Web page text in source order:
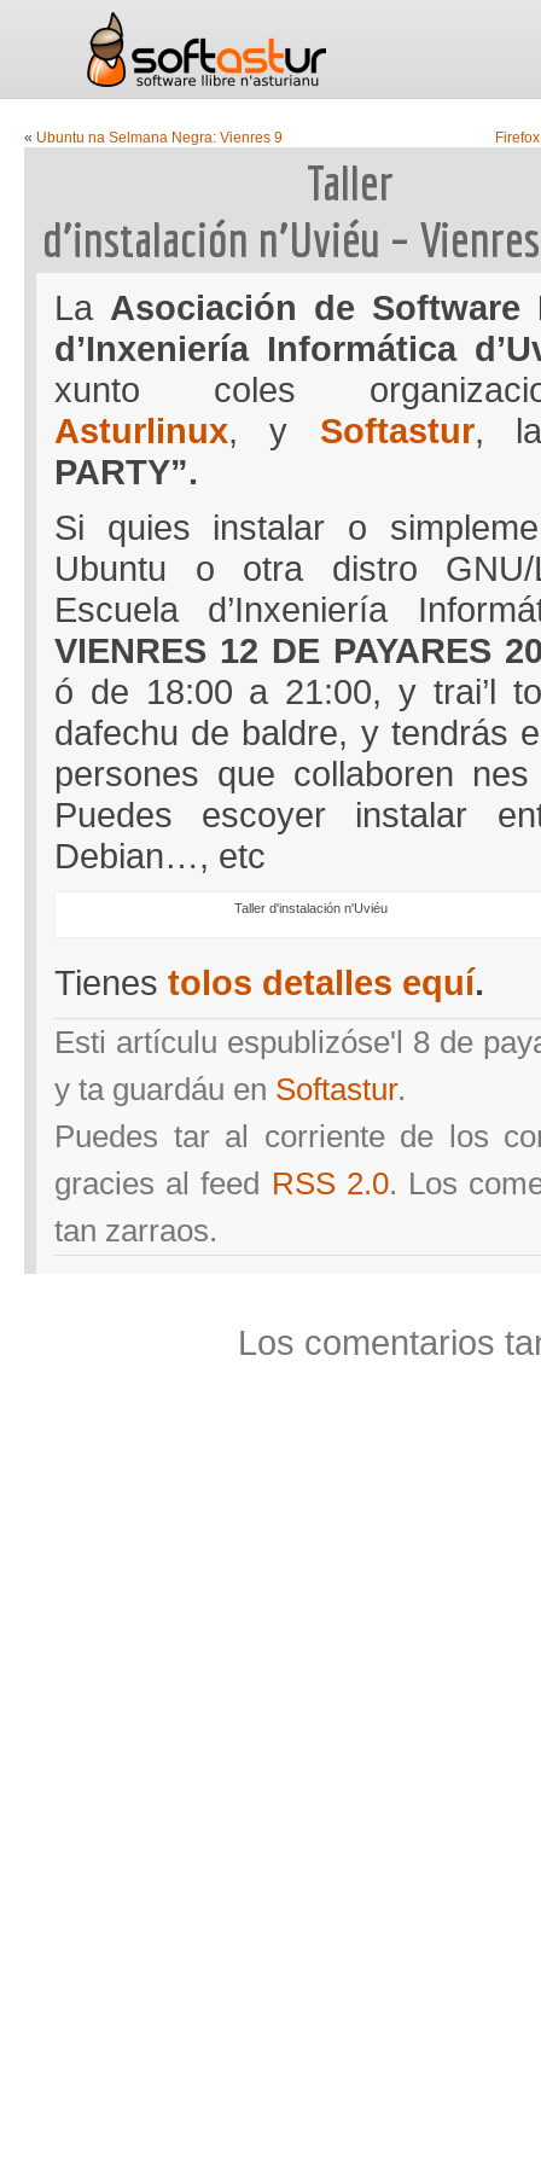
« Ubuntu na Selmana Negra: Vienres 9
Taller
d’instalación n’Uviéu –
La Asociación de
d’Inxeniería Informática
xunto coles
Asturlinux, y Softastur,
PARTY”.
Si quies instalar o
Ubuntu o otra distro
Escuela d’Inxeniería
VIENRES 12 DE PAYARES
ó de 18:00 a 21:00, y trai’l
dafechu de baldre, y tendrás
persones que collaboren
Puedes escoyer instalar
Debian…, etc
Taller d'instalación n'Uviéu
Tienes tolos detalles equí.
Esti artículu espublizóse'l 8 de
y ta guardáu en Softastur.
Puedes tar al corriente de los
gracies al feed RSS 2.0. Los
tan zarraos.
Los comentarios